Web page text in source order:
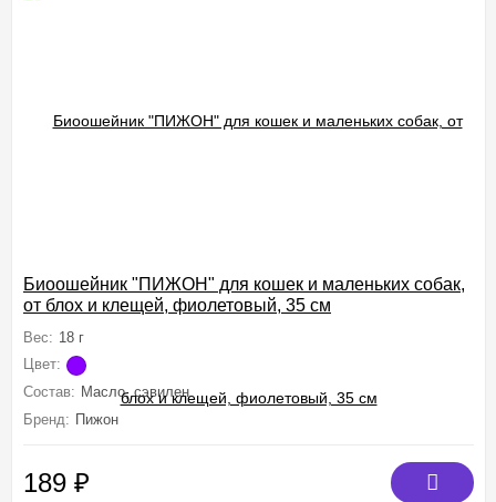
Биоошейник "ПИЖОН" для кошек и маленьких собак,
от блох и клещей, фиолетовый, 35 см
Вес: 18 г
Цвет:
Состав: Масло, сэвилен
Бренд: Пижон
189 ₽